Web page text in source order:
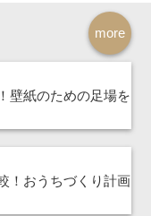
more
壁紙のための足場を
！おうちづくり計画